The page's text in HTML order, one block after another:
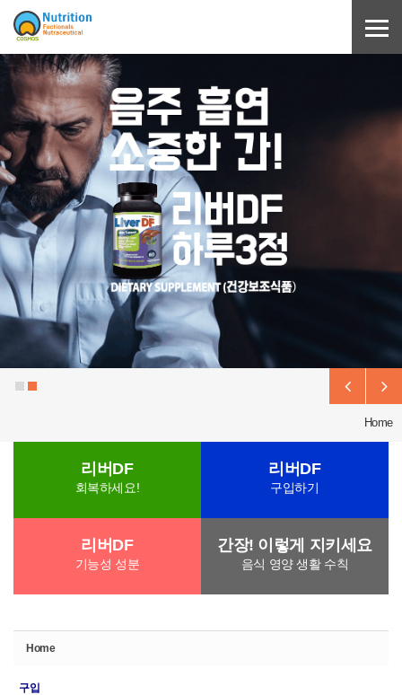
Home
리버DF
회복하세요!
리버DF
구입하기
리버DF
기능성 성분
간장! 이렇게 지키세요
음식 영양 생활 수칙
Home
구입